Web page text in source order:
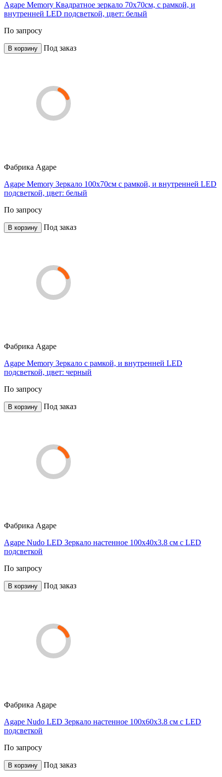
Agape Memory Квадратное зеркало 70х70см, c рамкой, и
внутренней LED подсветкой, цвет: белый
По запросу
В корзину Под заказ
Фабрика Agape
Agape Memory Зеркало 100х70см c рамкой, и внутренней LED
подсветкой, цвет: белый
По запросу
В корзину Под заказ
Фабрика Agape
Agape Memory Зеркало c рамкой, и внутренней LED
подсветкой, цвет: черный
По запросу
В корзину Под заказ
Фабрика Agape
Agape Nudo LED Зеркало настенное 100x40x3.8 см с LED
подсветкой
По запросу
В корзину Под заказ
Фабрика Agape
Agape Nudo LED Зеркало настенное 100x60x3.8 см с LED
подсветкой
По запросу
В корзину Под заказ